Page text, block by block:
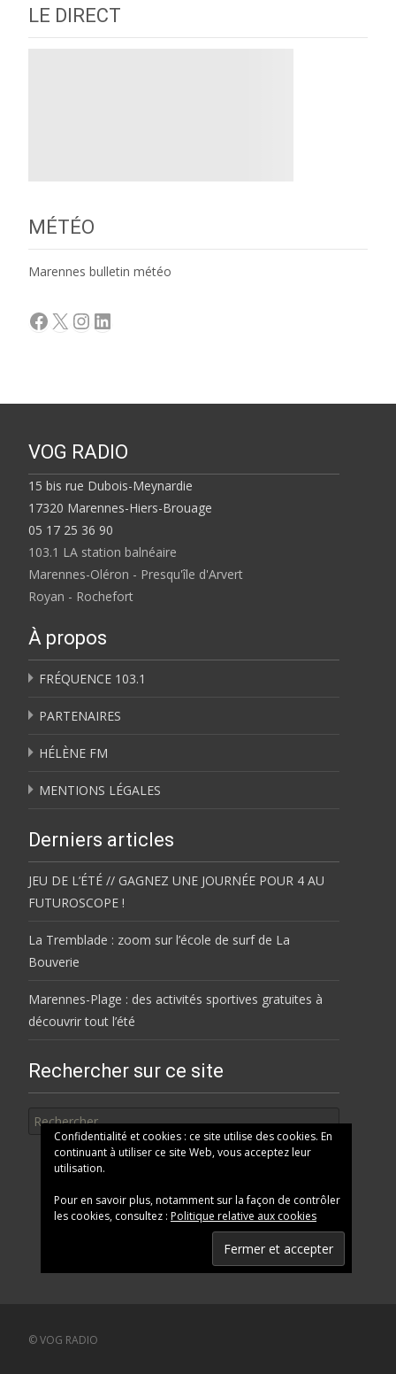
LE DIRECT
MÉTÉO
Marennes bulletin météo
Facebook
X Instagram
LinkedIn
VOG RADIO
15 bis rue Dubois-Meynardie
17320 Marennes-Hiers-Brouage
05 17 25 36 90
103.1 LA station balnéaire
Marennes-Oléron - Presqu'île d'Arvert
Royan - Rochefort
À propos
FRÉQUENCE 103.1
PARTENAIRES
HÉLÈNE FM
MENTIONS LÉGALES
Derniers articles
JEU DE L’ÉTÉ // GAGNEZ UNE JOURNÉE POUR 4 AU
FUTUROSCOPE !
La Tremblade : zoom sur l’école de surf de La
Bouverie
Marennes-Plage : des activités sportives gratuites à
découvrir tout l’été
Rechercher sur ce site
Confidentialité et cookies : ce site utilise des cookies. En
continuant à utiliser ce site Web, vous acceptez leur
utilisation.
Pour en savoir plus, notamment sur la façon de contrôler
les cookies, consultez : Politique relative aux cookies
© VOG RADIO